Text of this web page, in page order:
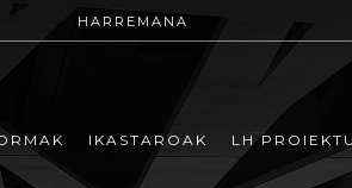
HARREMANA
IKASTAROAK LH